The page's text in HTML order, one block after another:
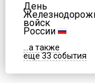
День
войск
России
...а также
еще 33 события